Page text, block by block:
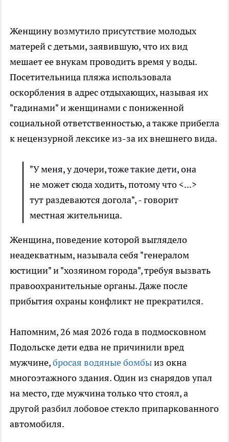
Женщину возмутило присутствие молодых
матерей с детьми, заявившую, что их вид
мешает ее внукам проводить время у воды.
Посетительница пляжа использовала
оскорбления в адрес отдыхающих, называя их
"гадинами" и женщинами с пониженной
социальной ответственностью, а также прибегла
к нецензурной лексике из-за их внешнего вида.
"У меня, у дочери, тоже такие дети, она
не может сюда ходить, потому что <...>
тут раздеваются догола", - говорит
местная жительница.
Женщина, поведение которой выглядело
неадекватным, называла себя "генералом
юстиции" и "хозяином города", требуя вызвать
правоохранительные органы. Даже после
прибытия охраны конфликт не прекратился.
Напомним, 26 мая 2026 года в подмосковном
Подольске дети едва не причинили вред
мужчине,бросая водяные бомбыиз окна
многоэтажного здания. Один из снарядов упал
на место, где мужчина только что стоял, а
другой разбил лобовое стекло припаркованного
автомобиля.